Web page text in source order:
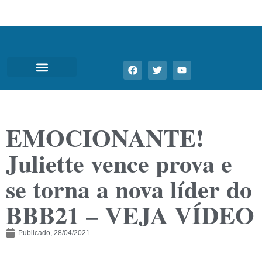
EMOCIONANTE!
Juliette vence prova e
se torna a nova líder do
BBB21 – VEJA VÍDEO
Publicado, 28/04/2021